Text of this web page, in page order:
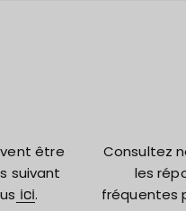
être
suivant
ici.
Consultez
les
fréquentes